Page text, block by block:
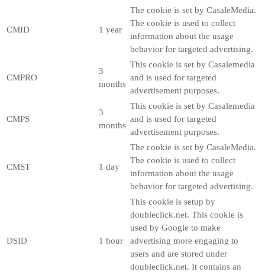
CMID 1 year
The cookie is set by CasaleMedia.
The cookie is used to collect
information about the usage
behavior for targeted advertising.
CMPRO
3
months
This cookie is set by Casalemedia
and is used for targeted
advertisement purposes.
CMPS
3
months
This cookie is set by Casalemedia
and is used for targeted
advertisement purposes.
CMST 1 day
The cookie is set by CasaleMedia.
The cookie is used to collect
information about the usage
behavior for targeted advertising.
DSID 1 hour
This cookie is setup by
doubleclick.net. This cookie is
used by Google to make
advertising more engaging to
users and are stored under
doubleclick.net. It contains an